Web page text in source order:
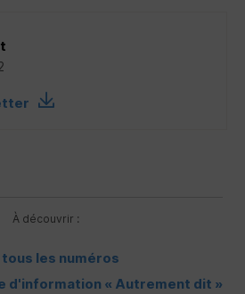
À découvrir :
les numéros
d'information « Autrement dit »